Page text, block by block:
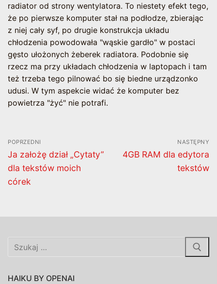
radiator od strony wentylatora. To niestety efekt tego,
że po pierwsze komputer stał na podłodze, zbierając
z niej cały syf, po drugie konstrukcja układu
chłodzenia powodowała "wąskie gardło" w postaci
gęsto ułożonych żeberek radiatora. Podobnie się
rzecz ma przy układach chłodzenia w laptopach i tam
też trzeba tego pilnować bo się biedne urządzonko
udusi. W tym aspekcie widać że komputer bez
powietrza "żyć" nie potrafi.
Nawigacja
wpisu
POPRZEDNI
Poprzedni
wpis:
Ja założę dział „Cytaty”
dla tekstów moich
córek
NASTĘPNY
Następny
4GB RAM dla edytora
tekstów
Szukaj:
HAIKU BY OPENAI